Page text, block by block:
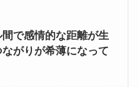
間で感情的な距離が生
がりが希薄になって